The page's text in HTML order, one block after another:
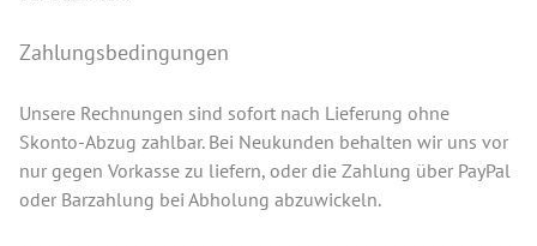
Zahlungsbedingungen
Unsere Rechnungen sind sofort nach Lieferung ohne
Skonto-Abzug zahlbar. Bei Neukunden behalten wir uns vor
nur gegen Vorkasse zu liefern, oder die Zahlung über PayPal
oder Barzahlung bei Abholung abzuwickeln.